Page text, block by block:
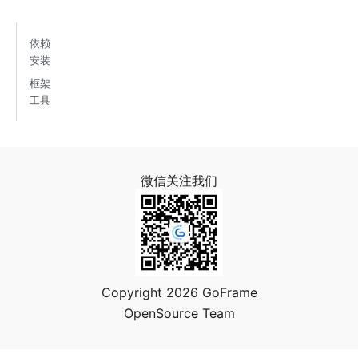
依赖
安装
框架
工具
微信关注我们
Copyright 2026 GoFrame
OpenSource Team